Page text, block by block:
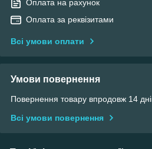
Оплата на рахунок
Оплата за реквізитами
Всі умови оплати
Умови повернення
Повернення товару впродовж 14
Всі умови повернення